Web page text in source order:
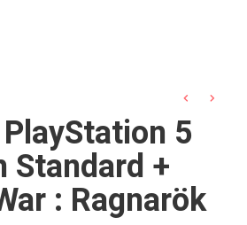
5
Standard +
: Ragnarök